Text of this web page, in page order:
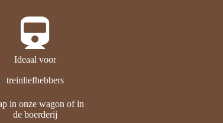
Ideaal voor
treinliefhebbers
in onze wagon of in
de boerderij